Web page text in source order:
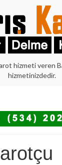
hizmeti veren
hizmetinizdedir.